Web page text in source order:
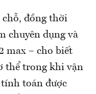
chỗ, đồng thời
chuyên dụng và
max – cho biết
thể trong khi vận
tính toán được